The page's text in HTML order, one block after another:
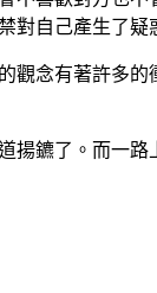
對自己產生了疑
觀念有著許多的
了。而一路